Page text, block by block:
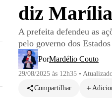
diz
A prefeita defendeu as
pelo governo dos
PorMardélio Couto
29/08/2025 às 12h35 •
Compartilhar